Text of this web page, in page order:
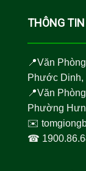
THÔNG
📍Văn
Phước Dinh,
📍Văn
Phường
✉️
☎︎